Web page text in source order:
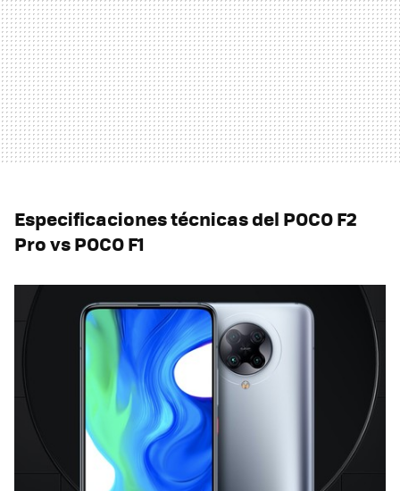
Especificaciones técnicas del POCO F2
Pro vs POCO F1